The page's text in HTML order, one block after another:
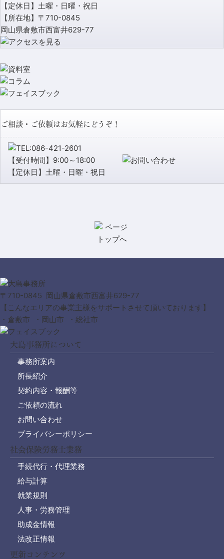
【定休日】土曜・日曜・祝日
【所在地】〒710-0845
岡山県倉敷市西富井629-77
ご相談・ご依頼はお気軽にどうぞ！
【受付時間】9:00～18:00
【定休日】土曜・日曜・祝日
〒710-0845 岡山県倉敷市西富井629-77
【こんなエリアの事業主様をサポートさせて頂いております】
・倉敷市 ・岡山市 ・総社市
大島事務所について
事務所案内
所長紹介
契約内容・報酬等
ご依頼の流れ
お問い合わせ
プライバシーポリシー
社会保険労務士業務
手続代行・代理業務
給与計算
就業規則
人事・労務管理
助成金情報
法改正情報
更新コンテンツ